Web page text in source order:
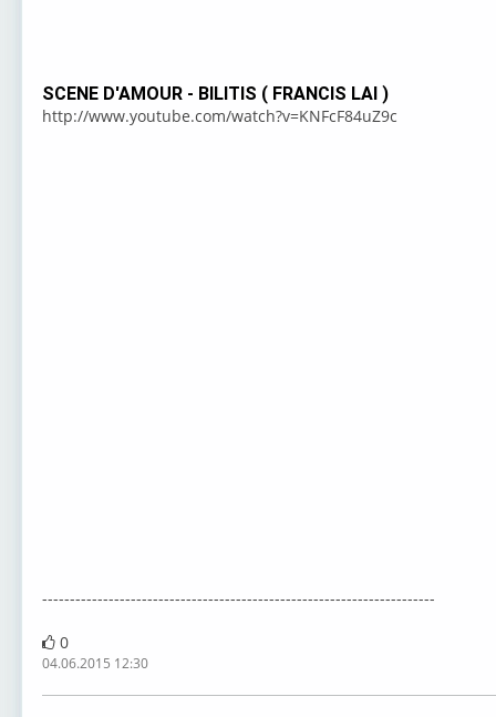
SCENE D'AMOUR - BILITIS ( FRANCIS LAI )
http://www.youtube.com/watch?v=KNFcF84uZ9c
-----------------------------------------------------------------------
0
04.06.2015 12:30